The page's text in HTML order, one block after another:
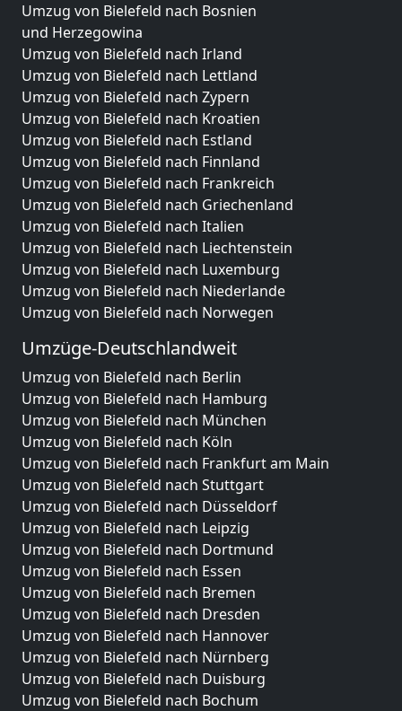
Umzug von Bielefeld nach Bosnien
und Herzegowina
Umzug von Bielefeld nach Irland
Umzug von Bielefeld nach Lettland
Umzug von Bielefeld nach Zypern
Umzug von Bielefeld nach Kroatien
Umzug von Bielefeld nach Estland
Umzug von Bielefeld nach Finnland
Umzug von Bielefeld nach Frankreich
Umzug von Bielefeld nach Griechenland
Umzug von Bielefeld nach Italien
Umzug von Bielefeld nach Liechtenstein
Umzug von Bielefeld nach Luxemburg
Umzug von Bielefeld nach Niederlande
Umzug von Bielefeld nach Norwegen
Umzüge-Deutschlandweit
Umzug von Bielefeld nach Berlin
Umzug von Bielefeld nach Hamburg
Umzug von Bielefeld nach München
Umzug von Bielefeld nach Köln
Umzug von Bielefeld nach Frankfurt am Main
Umzug von Bielefeld nach Stuttgart
Umzug von Bielefeld nach Düsseldorf
Umzug von Bielefeld nach Leipzig
Umzug von Bielefeld nach Dortmund
Umzug von Bielefeld nach Essen
Umzug von Bielefeld nach Bremen
Umzug von Bielefeld nach Dresden
Umzug von Bielefeld nach Hannover
Umzug von Bielefeld nach Nürnberg
Umzug von Bielefeld nach Duisburg
Umzug von Bielefeld nach Bochum